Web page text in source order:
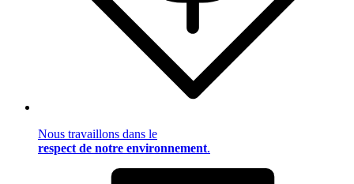
Nous travaillons dans le
respect de notre environnement.